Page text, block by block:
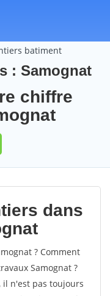
batiment
: Samognat
chiffre
dans
? Comment
Samognat ?
n'est pas toujours